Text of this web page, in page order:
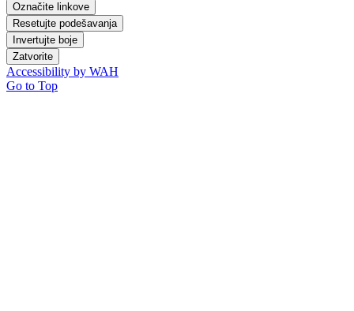
Označite linkove
Resetujte podešavanja
Invertujte boje
Zatvorite
Accessibility by WAH
Go to Top